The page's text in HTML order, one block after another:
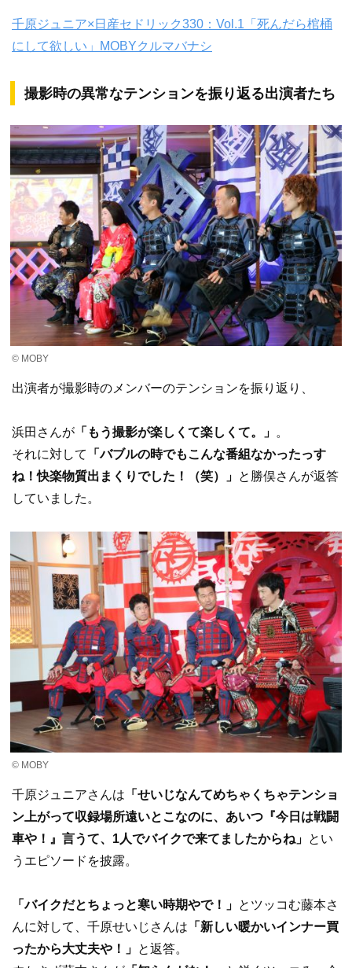
千原ジュニア×日産セドリック330：Vol.1「死んだら棺桶
にして欲しい」MOBYクルマバナシ
撮影時の異常なテンションを振り返る出演者たち
© MOBY
出演者が撮影時のメンバーのテンションを振り返り、
浜田さんが 「もう撮影が楽しくて楽しくて。」 。
それに対して
「バブルの時でもこんな番組なかったっす
ね！快楽物質出まくりでした！（笑）」 と勝俣さんが返答
していました。
© MOBY
千原ジュニアさんは 「せいじなんてめちゃくちゃテンショ
ン上がって収録場所遠いとこなのに、あいつ『今日は戦闘
車や！』言うて、1人でバイクで来てましたからね」 とい
うエピソードを披露。
「バイクだとちょっと寒い時期やで！」 とツッコむ藤本さ
んに対して、千原せいじさんは 「新しい暖かいインナー買
ったから大丈夫や！」 と返答。